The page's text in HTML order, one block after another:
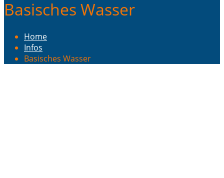
Basisches Wasser
Home
Infos
Basisches Wasser